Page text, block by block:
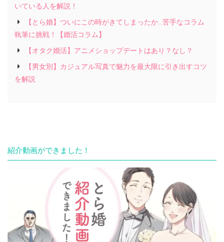
いている人を解説！
【とら婚】ついにこの時がきてしまったか…苦手なコラム
執筆に挑戦！【婚活コラム】
【オタク婚活】アニメショップデートはあり？なし？
【男女別】カジュアル写真で魅力を最大限に引き出すコツ
を解説
紹介動画ができました！